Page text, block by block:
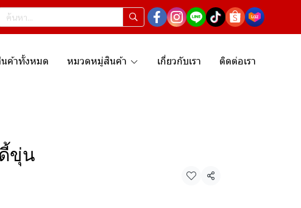
ค้าทั้งหมด หมวดหมู่สินค้า เกี่ยวกับเรา ติดต่อเรา
ขุ่น
แชร์